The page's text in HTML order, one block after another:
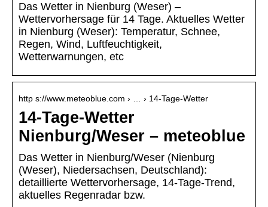
Das Wetter in Nienburg (Weser) –
Wettervorhersage für 14 Tage. Aktuelles Wetter
in Nienburg (Weser): Temperatur, Schnee,
Regen, Wind, Luftfeuchtigkeit,
Wetterwarnungen, etc
http s://www.meteoblue.com › … › 14-Tage-Wetter
14-Tage-Wetter
Nienburg/Weser – meteoblue
Das Wetter in Nienburg/Weser (Nienburg
(Weser), Niedersachsen, Deutschland):
detaillierte Wettervorhersage, 14-Tage-Trend,
aktuelles Regenradar bzw.